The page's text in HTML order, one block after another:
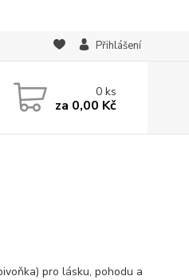
Přihlášení
0ks
za 0,00 Kč
pro lásku, pohodu a